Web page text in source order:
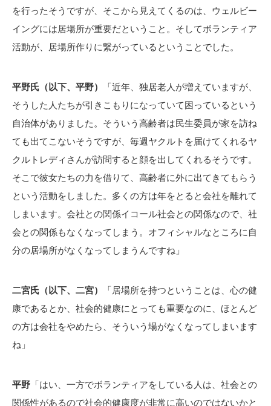
を行ったそうですが、そこから見えてくるのは、ウェルビー
イングには居場所が重要だということ。そしてボランティア
活動が、居場所作りに繋がっているということでした。
平野氏（以下、平野）
「近年、独居老人が増えていますが、
そうした人たちが引きこもりになっていて困っているという
自治体がありました。そういう高齢者は民生委員が家を訪ね
ても出てこないそうですが、毎週ヤクルトを届けてくれるヤ
クルトレディさんが訪問すると顔を出してくれるそうです。
そこで彼女たちの力を借りて、高齢者に外に出てきてもらう
という活動をしました。多くの方は年をとると会社を離れて
しまいます。会社との関係イコール社会との関係なので、社
会との関係もなくなってしまう。オフィシャルなところに自
分の居場所がなくなってしまうんですね」
二宮氏（以下、二宮）
「居場所を持つということは、心の健
康であるとか、社会的健康にとっても重要なのに、ほとんど
の方は会社をやめたら、そういう場がなくなってしまいます
ね」
平野 「はい、一方でボランティアをしている人は、社会との
関係性があるので社会的健康度が非常に高いのではないかと